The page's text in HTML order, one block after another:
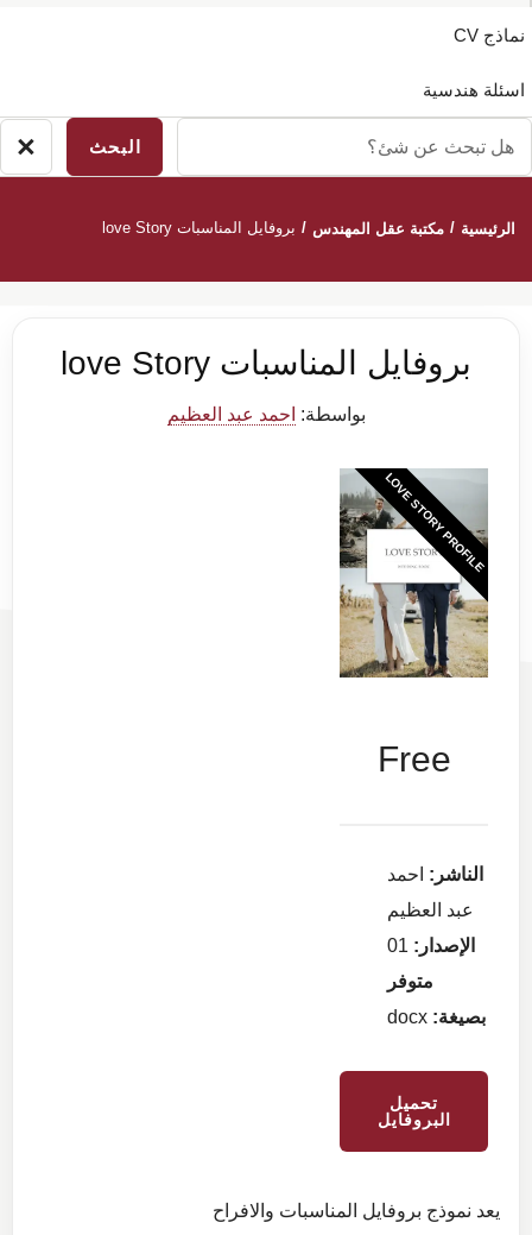
نماذج CV
اسئلة هندسية
تبحث
شئ؟
×
الرئيسية / مكتبة عقل المهندس / بروفايل المناسبات love Story
بروفايل المناسبات love Story
بواسطة: احمد عبد العظيم
LOVE STORY PROFILE
Free
الناشر: احمد
عبد العظيم
الإصدار: 01
متوفر
بصيغة: docx
تحميل
البروفايل
يعد نموذج بروفايل المناسبات والافراح